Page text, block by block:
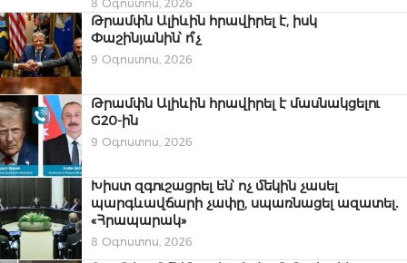
8 Օգոստոս, 2026
Թրամփն Ալիևին հրավիրել է, իսկ
Փաշինյանին՝ ո՞չ
9 Օգոստոս, 2026
Թրամփն Ալիևին հրավիրել է մասնակցելու
G20-ին
9 Օգոստոս, 2026
Խիստ զգուշացրել են՝ ոչ մեկին չասել
պարգևավճարի չափը, սպառնացել ազատել․
«Հրապարակ»
8 Օգոստոս, 2026